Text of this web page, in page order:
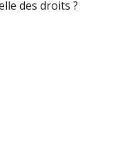
des droits ?